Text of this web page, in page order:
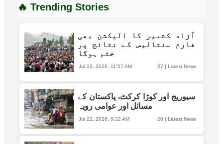
🔥 Trending Stories
آزاد کشمیر کا الیکشن بھی
فارم سنتالیس کے نتائج پر
ختم ہوگا
27 | Latest News
Jul 23, 2026, 11:57 AM
سیوریج اور کوڑا کرکٹ، پاکستان کے
مسائل اور عوامی رویہ
20 | Latest News
Jul 22, 2026, 8:32 AM